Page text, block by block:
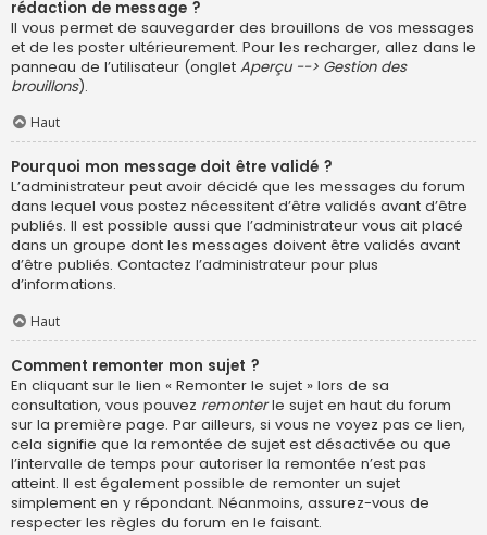
rédaction de message ?
Il vous permet de sauvegarder des brouillons de vos messages
et de les poster ultérieurement. Pour les recharger, allez dans le
panneau de l’utilisateur (onglet Aperçu --> Gestion des
brouillons).
Haut
Pourquoi mon message doit être validé ?
L’administrateur peut avoir décidé que les messages du forum
dans lequel vous postez nécessitent d’être validés avant d’être
publiés. Il est possible aussi que l’administrateur vous ait placé
dans un groupe dont les messages doivent être validés avant
d’être publiés. Contactez l’administrateur pour plus
d’informations.
Haut
Comment remonter mon sujet ?
En cliquant sur le lien « Remonter le sujet » lors de sa
consultation, vous pouvez remonterle sujet en haut du forum
sur la première page. Par ailleurs, si vous ne voyez pas ce lien,
cela signifie que la remontée de sujet est désactivée ou que
l’intervalle de temps pour autoriser la remontée n’est pas
atteint. Il est également possible de remonter un sujet
simplement en y répondant. Néanmoins, assurez-vous de
respecter les règles du forum en le faisant.